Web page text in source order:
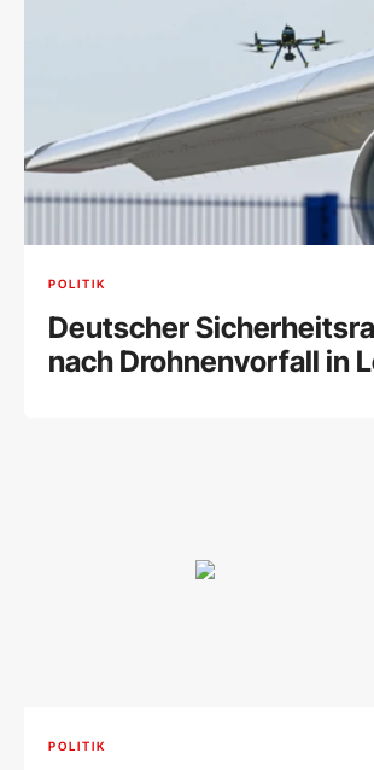
POLITIK
Deutscher
nach Drohnenvorfall in
POLITIK